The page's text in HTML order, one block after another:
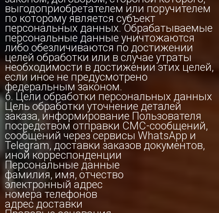
выгодоприобретателем или поручителем
по которому является субъект
персональных данных. Обрабатываемые
персональные данные уничтожаются
либо обезличиваются по достижении
целей обработки или в случае утраты
необходимости в достижении этих целей,
если иное не предусмотрено
федеральным законом.
6. Цели обработки персональных данных
Цель обработки уточнение деталей
заказа, информирование Пользователя
посредством отправки СМС-сообщений,
сообщений через сервисы WhatsApp и
Telegram, доставки заказов документов,
иной корреспонденции
Персональные данные
фамилия, имя, отчество
электронный адрес
номера телефонов
адрес доставки